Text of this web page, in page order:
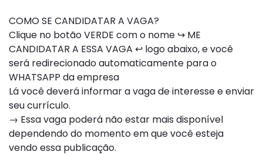
COMO SE CANDIDATAR A VAGA?
Clique no botão VERDE com o nome ↪ ME
CANDIDATAR A ESSA VAGA ↩ logo abaixo, e você
será redirecionado automaticamente para o
WHATSAPP da empresa
Lá você deverá informar a vaga de interesse e enviar
seu currículo.
→ Essa vaga poderá não estar mais disponível
dependendo do momento em que você esteja
vendo essa publicação.